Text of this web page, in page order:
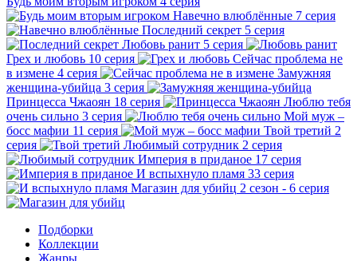
Навечно влюблённые 7 серия
Последний секрет 5 серия
Любовь ранит 5 серия
Грех и любовь 10 серия
Сейчас проблема не
в измене 4 серия
Замужняя
женщина-убийца 3 серия
Принцесса Чжаоян 18 серия
Люблю тебя
очень сильно 3 серия
Мой муж –
босс мафии 11 серия Твой третий 2
серия
Любимый сотрудник 2 серия
Империя в приданое 17 серия
И вспыхнуло пламя 33 серия
Магазин для убийц 2 сезон - 6 серия
Подборки
Коллекции